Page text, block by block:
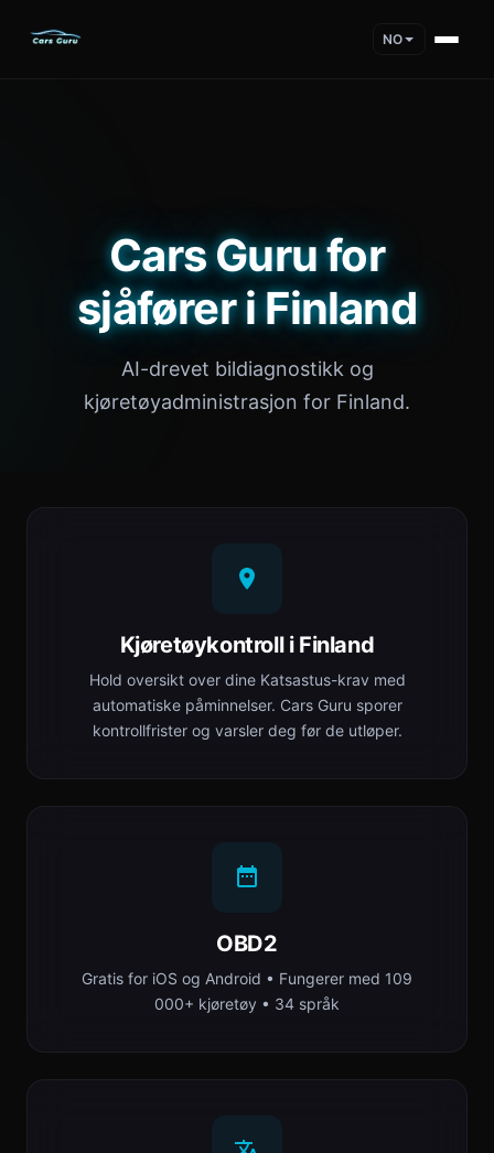
NO
Cars Guru for
sjåfører i Finland
AI-drevet bildiagnostikk og
kjøretøyadministrasjon for Finland.
Kjøretøykontroll i Finland
Hold oversikt over dine Katsastus-krav med
automatiske påminnelser. Cars Guru sporer
kontrollfrister og varsler deg før de utløper.
OBD2
Gratis for iOS og Android • Fungerer med 109
000+ kjøretøy • 34 språk